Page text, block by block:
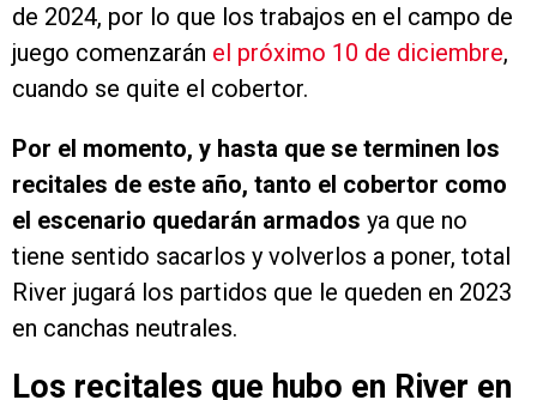
de 2024, por lo que los trabajos en el campo de
juego comenzarán el próximo 10 de diciembre,
cuando se quite el cobertor.
Por el momento, y hasta que se terminen los
recitales de este año, tanto el cobertor como
el escenario quedarán armados ya que no
tiene sentido sacarlos y volverlos a poner, total
River jugará los partidos que le queden en 2023
en canchas neutrales.
Los recitales que hubo en River en